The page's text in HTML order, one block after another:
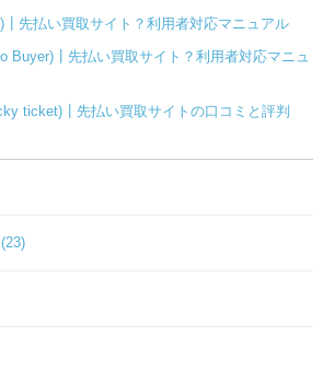
先払い買取サイト？利用者対応マニュアル
Buyer)┃先払い買取サイト？利用者対応マニュ
ticket)┃先払い買取サイトの口コミと評判